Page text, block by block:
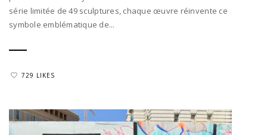
série limitée de 49 sculptures, chaque œuvre réinvente ce
symbole emblématique de...
729 LIKES